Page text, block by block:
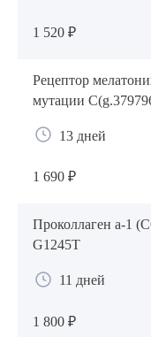
1 520 ₽
Рецептор
мутации
13 дней
1 690 ₽
Проколлаген а-1
G1245T
11 дней
1 800 ₽